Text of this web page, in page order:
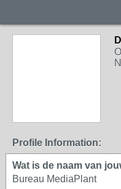
Profile Information:
Wat is de naam van
Bureau MediaPlant